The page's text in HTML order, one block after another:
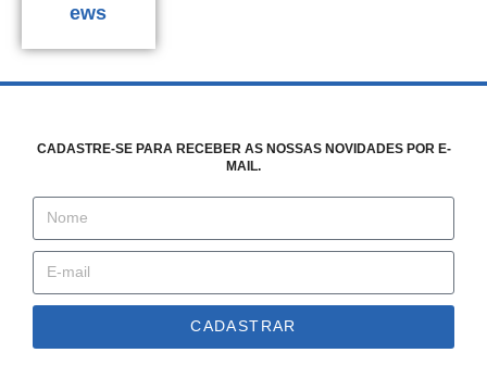
ews
CADASTRE-SE PARA RECEBER AS NOSSAS NOVIDADES POR E-
MAIL.
CADASTRAR